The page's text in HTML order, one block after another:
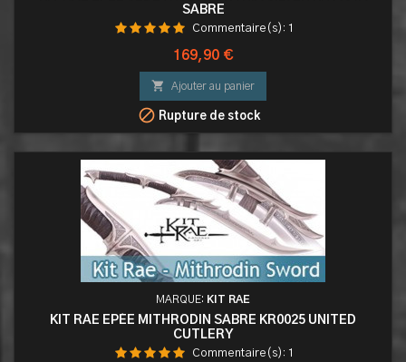
SABRE
Commentaire(s): 1
Prix
169,90 €
 Ajouter au panier
 Rupture de stock
MARQUE: KIT RAE
KIT RAE EPÉE MITHRODIN SABRE KR0025 UNITED
CUTLERY
Commentaire(s): 1